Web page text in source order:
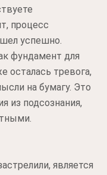
процесс
успешно.
фундамент для
осталась тревога,
на бумагу. Это
из подсознания,
является